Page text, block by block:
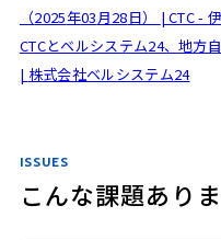
（2025年03月28日） | CTC -
CTCとベルシステム24、地方
| 株式会社ベルシステム24
ISSUES
こんな課題あり